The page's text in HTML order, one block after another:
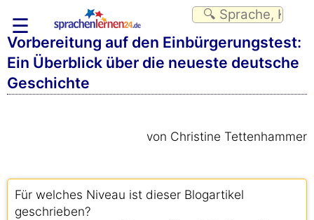
☰
Vorbereitung auf den Einbürgerungstest:
Ein Überblick über die neueste deutsche
Geschichte
von Christine Tettenhammer
Für welches Niveau ist dieser Blogartikel
geschrieben?